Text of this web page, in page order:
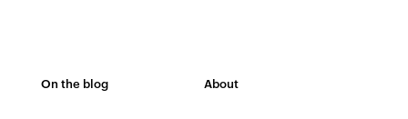
On the blog About